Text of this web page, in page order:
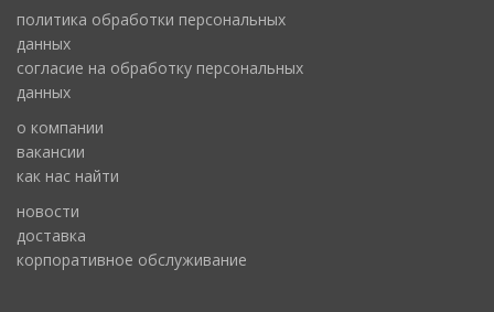
политика обработки персональных
данных
cогласие на обработку персональных
данных
о компании
вакансии
как нас найти
новости
доставка
корпоративное обслуживание